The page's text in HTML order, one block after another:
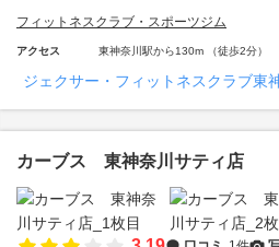
フィットネスクラブ・スポーツジム
アクセス 東神奈川駅から130m （徒歩2分）
ジェクサー・フィットネスクラブ東
カーブス 東神奈川サティ店